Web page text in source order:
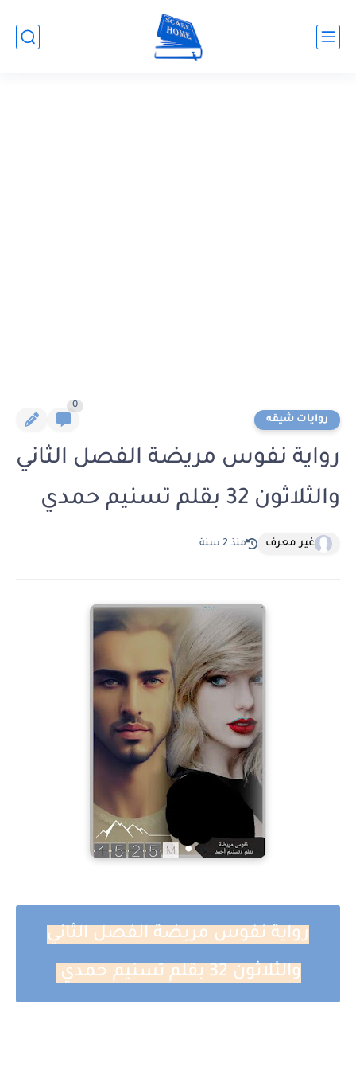
روايات شيقه
0
رواية نفوس مريضة الفصل الثاني
والثلاثون 32 بقلم تسنيم حمدي
غير معرف منذ 2 سنة
رواية نفوس مريضة الفصل الثاني
والثلاثون 32 بقلم تسنيم حمدي